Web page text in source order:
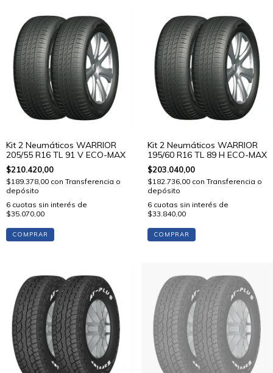
Kit 2 Neumáticos WARRIOR
205/55 R16 TL 91 V ECO-MAX
$210.420,00
$189.378,00 con Transferencia o
depósito
6 cuotas sin interés de
$35.070,00
COMPRAR
Kit 2 Neumáticos WARRIOR
195/60 R16 TL 89 H ECO-MAX
$203.040,00
$182.736,00 con Transferencia o
depósito
6 cuotas sin interés de
$33.840,00
COMPRAR